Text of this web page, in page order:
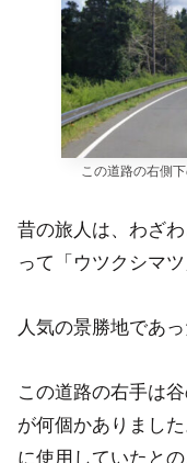
この道路の右側
昔の旅人は、わざ
って「ウツクシマ
人気の景勝地であ
この道路の右手は
が何個かありまし
に使用していたと